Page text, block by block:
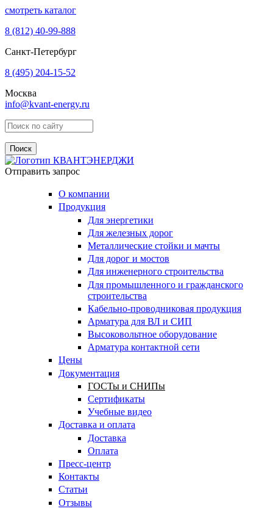
смотреть каталог
8 (812) 40-99-888
Санкт-Петербург
8 (495) 204-15-52
Москва
info@kvant-energy.ru
Поиск по сайту
Отправить запрос
О компании
Продукция
Для энергетики
Для железных дорог
Металлические стойки и мачты
Для дорог и мостов
Для инженерного строительства
Для промышленного и гражданского
строительства
Кабельно-проводниковая продукция
Арматура для ВЛ и СИП
Высоковольтное оборудование
Арматура контактной сети
Цены
Документация
ГОСТы и СНИПы
Сертификаты
Учебные видео
Доставка и оплата
Доставка
Оплата
Пресс-центр
Контакты
Статьи
Отзывы